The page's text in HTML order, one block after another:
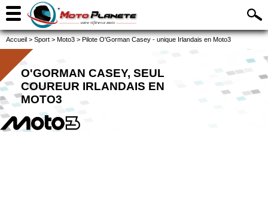
Accueil > Sport > Moto3 > Pilote O'Gorman Casey - unique Irlandais en Moto3
O'GORMAN CASEY, SEUL
COUREUR IRLANDAIS EN
MOTO3